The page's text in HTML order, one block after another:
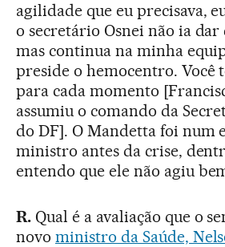
agilidade que eu precisava,
o secretário Osnei não ia dar
mas continua na minha
preside o hemocentro. Você
para cada momento
assumiu o comando da
do DF]. O Mandetta foi num
ministro antes da crise,
entendo que ele não agiu
R. Qual é a avaliação que o
novo ministro da Saúde,